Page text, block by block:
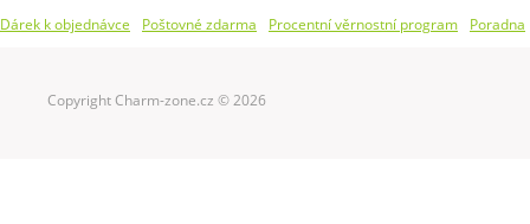
Dárek k objednávce Poštovné zdarma Procentní věrnostní program Poradna
Copyright Charm-zone.cz © 2026